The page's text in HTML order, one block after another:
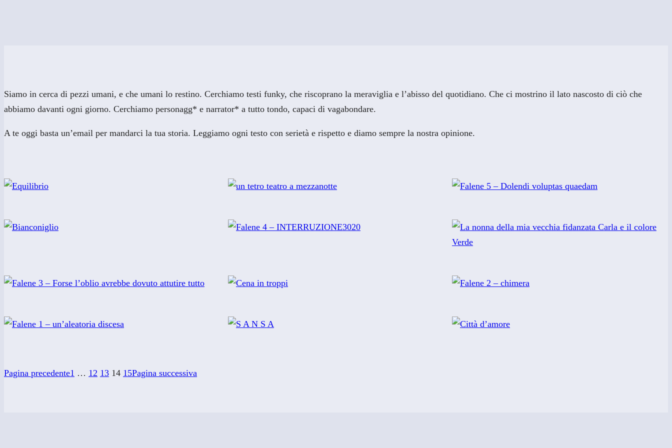
Siamo in cerca di pezzi umani, e che umani lo restino. Cerchiamo testi funky, che riscoprano la meraviglia e l’abisso del quotidiano. Che ci mostrino il lato nascosto di ciò che
abbiamo davanti ogni giorno. Cerchiamo personagg* e narrator* a tutto tondo, capaci di vagabondare.
A te oggi basta un’email per mandarci la tua storia. Leggiamo ogni testo con serietà e rispetto e diamo sempre la nostra opinione.
Pagina precedente1 … 12 13 14 15Pagina successiva